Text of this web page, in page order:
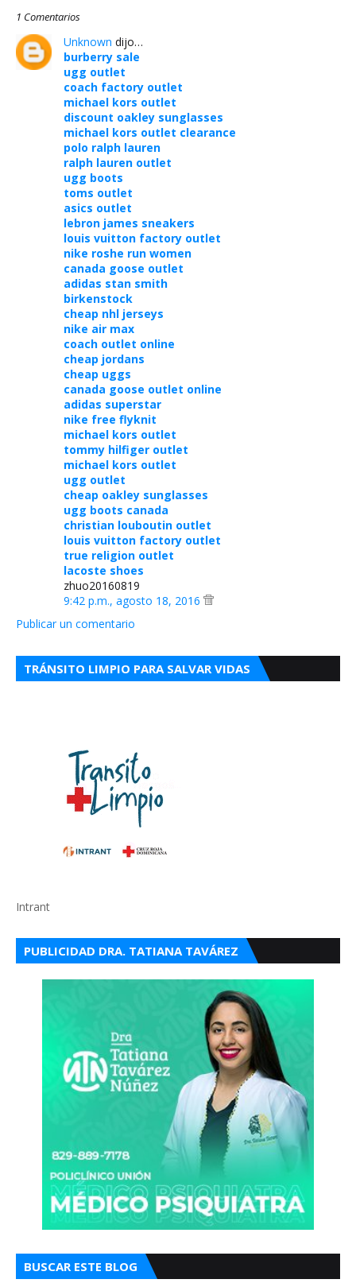
1 Comentarios
Unknown dijo…
burberry sale
ugg outlet
coach factory outlet
michael kors outlet
discount oakley sunglasses
michael kors outlet clearance
polo ralph lauren
ralph lauren outlet
ugg boots
toms outlet
asics outlet
lebron james sneakers
louis vuitton factory outlet
nike roshe run women
canada goose outlet
adidas stan smith
birkenstock
cheap nhl jerseys
nike air max
coach outlet online
cheap jordans
cheap uggs
canada goose outlet online
adidas superstar
nike free flyknit
michael kors outlet
tommy hilfiger outlet
michael kors outlet
ugg outlet
cheap oakley sunglasses
ugg boots canada
christian louboutin outlet
louis vuitton factory outlet
true religion outlet
lacoste shoes
zhuo20160819
9:42 p.m., agosto 18, 2016
Publicar un comentario
TRÁNSITO LIMPIO PARA SALVAR VIDAS
Intrant
PUBLICIDAD DRA. TATIANA TAVÁREZ
BUSCAR ESTE BLOG